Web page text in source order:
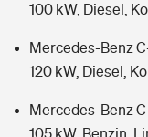
100 kW, Diesel,
Mercedes-Benz
120 kW, Diesel,
Mercedes-Benz
105 kW, Benzin,